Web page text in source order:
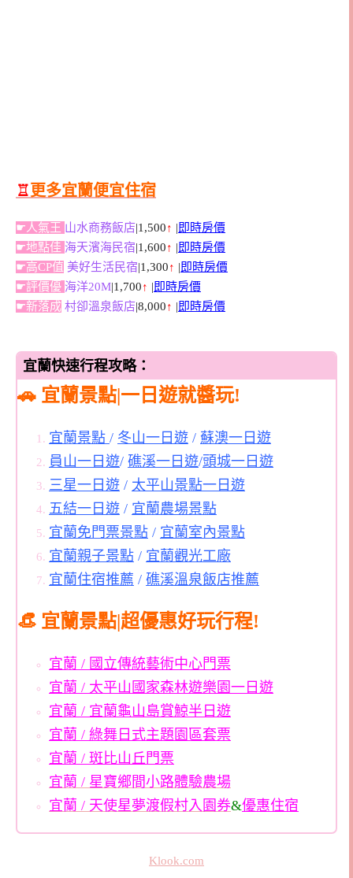
♖ 更多宜蘭便宜住宿
☛人氣王 山水商務飯店|1,500↑ |即時房價
☛地點佳 海天濱海民宿|1,600↑ |即時房價
☛高CP值 美好生活民宿|1,300↑ |即時房價
☛評價優 海洋20M|1,700↑ |即時房價
☛新落成 村卻溫泉飯店|8,000↑ |即時房價
宜蘭快速行程攻略：
🚗 宜蘭景點|一日遊就醬玩!
宜蘭景點 / 冬山一日遊 / 蘇澳一日遊
員山一日遊/ 礁溪一日遊/頭城一日遊
三星一日遊 / 太平山景點一日遊
五結一日遊 / 宜蘭農場景點
宜蘭免門票景點 / 宜蘭室內景點
宜蘭親子景點 / 宜蘭觀光工廠
宜蘭住宿推薦 / 礁溪溫泉飯店推薦
👒 宜蘭景點|超優惠好玩行程!
宜蘭 / 國立傳統藝術中心門票
宜蘭 / 太平山國家森林遊樂園一日遊
宜蘭 / 宜蘭龜山島賞鯨半日遊
宜蘭 / 綠舞日式主題園區套票
宜蘭 / 斑比山丘門票
宜蘭 / 星寶鄉間小路體驗農場
宜蘭 / 天使星夢渡假村入園券&優惠住宿
Klook.com